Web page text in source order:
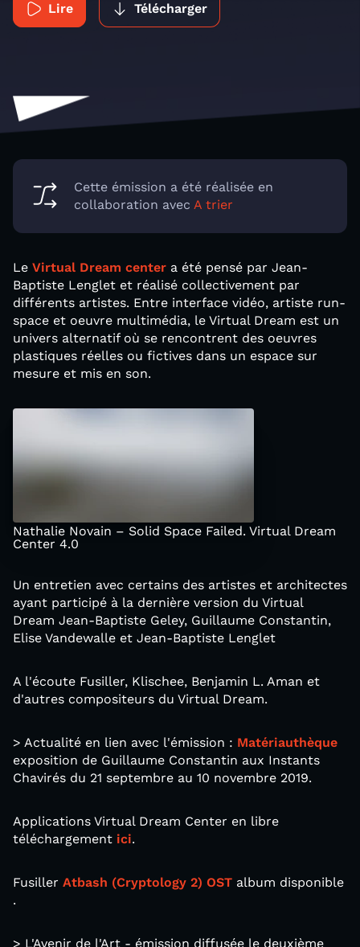
Lire Télécharger
Cette émission a été réalisée en
collaboration avec A trier
Le Virtual Dream center a été pensé par Jean-
Baptiste Lenglet et réalisé collectivement par
différents artistes. Entre interface vidéo, artiste run-
space et oeuvre multimédia, le Virtual Dream est un
univers alternatif où se rencontrent des oeuvres
plastiques réelles ou fictives dans un espace sur
mesure et mis en son.
Nathalie Novain – Solid Space Failed. Virtual Dream
Center 4.0
Un entretien avec certains des artistes et architectes
ayant participé à la dernière version du Virtual
Dream Jean-Baptiste Geley, Guillaume Constantin,
Elise Vandewalle et Jean-Baptiste Lenglet
A l'écoute Fusiller, Klischee, Benjamin L. Aman et
d'autres compositeurs du Virtual Dream.
> Actualité en lien avec l'émission : Matériauthèque
exposition de Guillaume Constantin aux Instants
Chavirés du 21 septembre au 10 novembre 2019.
Applications Virtual Dream Center en libre
téléchargement ici.
Fusiller Atbash (Cryptology 2) OST album disponible
.
> L'Avenir de l'Art - émission diffusée le deuxième